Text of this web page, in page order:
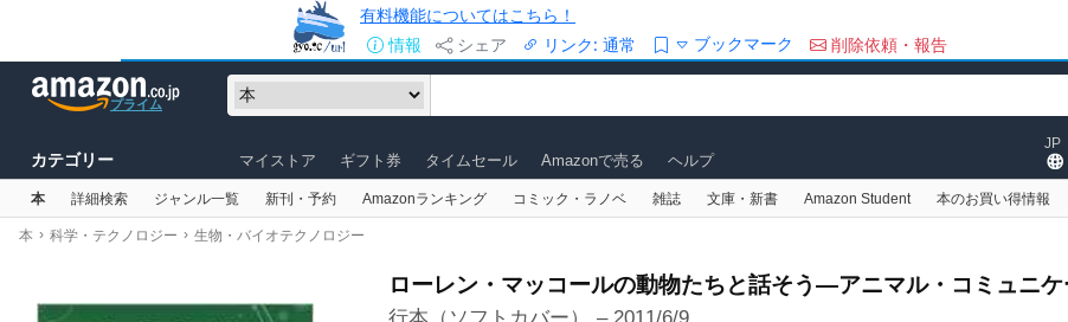
有料機能についてはこちら！
情報
シェア リンク: 通常 ブックマーク 削除依頼・報告